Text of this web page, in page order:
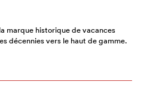
marque historique de vacances
décennies vers le haut de gamme.